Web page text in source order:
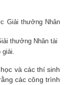
thưởng Nhân tài
giải.
và các thí sinh
các công trình